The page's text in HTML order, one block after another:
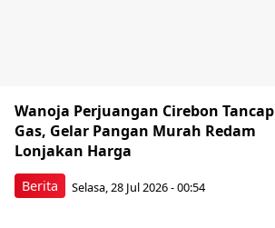
Berita
Wanoja Perjuangan Cirebon Tancap
Gas, Gelar Pangan Murah Redam
Lonjakan Harga
Selasa, 28 Jul 2026 - 00:54